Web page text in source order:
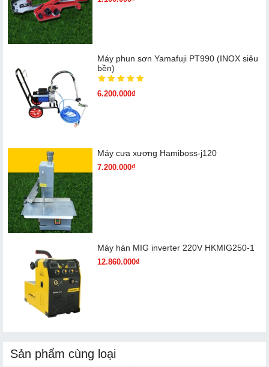
Máy phun sơn Yamafuji PT990 (INOX siêu
bền)
6.200.000₫
Máy cưa xương Hamiboss-j120
7.200.000₫
Máy hàn MIG inverter 220V HKMIG250-1
12.860.000₫
Sản phẩm cùng loại